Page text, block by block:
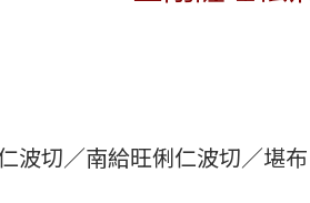
波切／南給旺俐仁波切／堪